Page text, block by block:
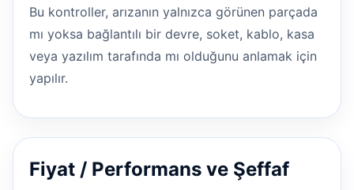
Bu kontroller, arızanın yalnızca görünen parçada
mı yoksa bağlantılı bir devre, soket, kablo, kasa
veya yazılım tarafında mı olduğunu anlamak için
yapılır.
Fiyat / Performans ve Şeffaf